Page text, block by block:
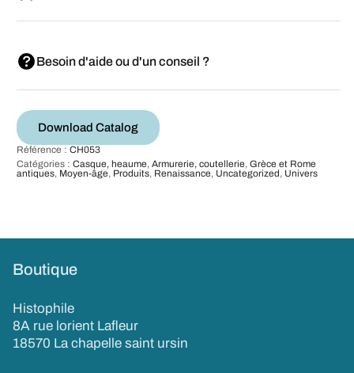
Besoin d'aide ou d'un conseil ?
Download Catalog
Référence : CH053
Catégories : Casque, heaume, Armurerie, coutellerie, Grèce et Rome
antiques, Moyen-âge, Produits, Renaissance, Uncategorized, Univers
Boutique
Histophile
8A rue lorient Lafleur
18570 La chapelle saint ursin